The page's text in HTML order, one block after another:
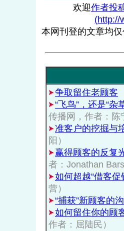
欢迎作者投
(http://
本网刊登的文章均
争取留住老顾客
“飞鸟”，还是“杂
传播网，作者：陈
准客户的挖掘与
阳）
赢得顾客的反复
者：Jonathan
如何超越“借客促
营）
“捕获”新顾客的
如何留住你的顾
作者：屈陆民）